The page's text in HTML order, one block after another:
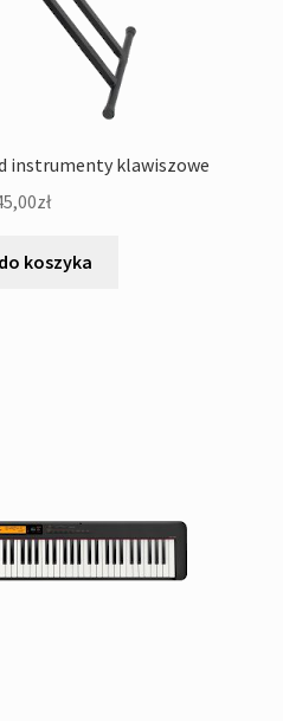
instrumenty klawiszowe
zł
koszyka